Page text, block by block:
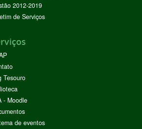
2012-2019
de Serviços
Tesouro
- Moodle
de eventos